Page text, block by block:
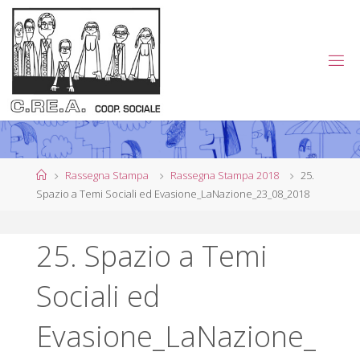
Salta
contenuto
.RE
.A.
O P
ATI
HomeRassegna Stampa Rassegna Stampa 2018
25.
Spazio a Temi Sociali ed Evasione_LaNazione_23_08_2018
25. Spazio a Temi
Sociali ed
Evasione_LaNazione_